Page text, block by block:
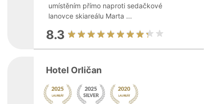
umístěním přímo naproti sedačkové
lanovce skiareálu Marta ...
8.3
Hotel Orličan